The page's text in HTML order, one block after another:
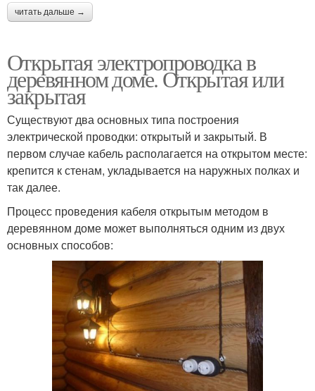
читать дальше →
Открытая электропроводка в
деревянном доме. Открытая или
закрытая
Существуют два основных типа построения
электрической проводки: открытый и закрытый. В
первом случае кабель располагается на открытом месте:
крепится к стенам, укладывается на наружных полках и
так далее.
Процесс проведения кабеля открытым методом в
деревянном доме может выполняться одним из двух
основных способов: